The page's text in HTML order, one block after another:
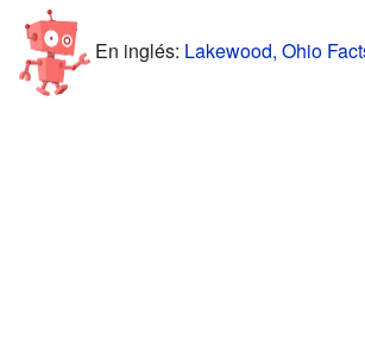
En inglés: Lakewood, Ohio